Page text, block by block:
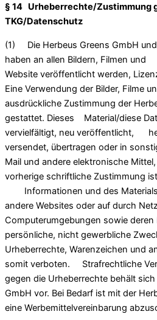
§ 14 Urheberrechte/Zustimmung
TKG/Datenschutz
(1) Die Herbeus Greens GmbH
haben an allen Bildern, Filmen
Website veröffentlicht werden,
Eine Verwendung der Bilder, Filme
ausdrückliche Zustimmung der
gestattet. Dieses Material/diese
vervielfältigt, neu veröffentlicht,
versendet, übertragen oder in
Mail und andere elektronische
vorherige schriftliche Zustimmung
Informationen und des
andere Websites oder auf durch
Computerumgebungen sowie
persönliche, nicht gewerbliche
Urheberrechte, Warenzeichen und
somit verboten. Strafrechtliche
gegen die Urheberrechte behält
GmbH vor. Bei Bedarf ist mit der
eine Werbemittelvereinbarung